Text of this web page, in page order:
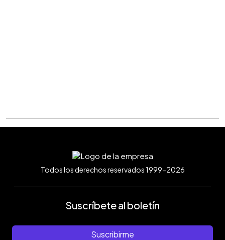
Todos los derechos reservados 1999-2026
Suscríbete al boletín
Suscribirme